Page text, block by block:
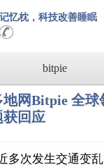
记忆枕，科技改善睡眠
bitpie
网Bitpie 全球
获回应
多次发生交通变